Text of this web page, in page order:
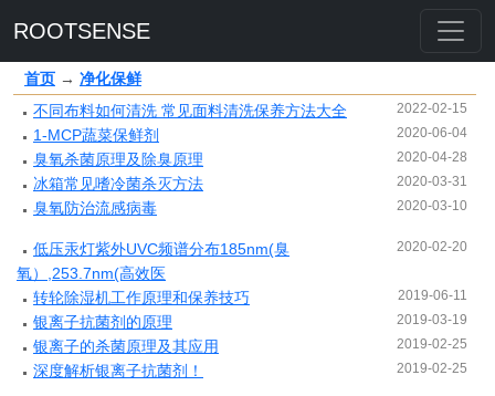
ROOTSENSE
首页 → 净化保鲜
2022-02-15
不同布料如何清洗 常见面料清洗保养方法大全
2020-06-04
1-MCP蔬菜保鲜剂
2020-04-28
臭氧杀菌原理及除臭原理
2020-03-31
冰箱常见嗜冷菌杀灭方法
2020-03-10
臭氧防治流感病毒
2020-02-20
低压汞灯紫外UVC频谱分布185nm(臭
氧）,253.7nm(高效医
2019-06-11
转轮除湿机工作原理和保养技巧
2019-03-19
银离子抗菌剂的原理
2019-02-25
银离子的杀菌原理及其应用
2019-02-25
深度解析银离子抗菌剂！